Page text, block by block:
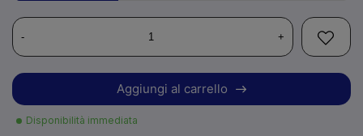
- +
Aggiungi al carrello
Disponibilità immediata